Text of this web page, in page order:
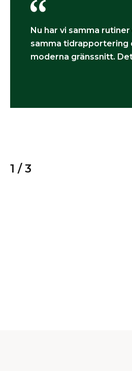
Nu har vi samma
samma tidrapportering
moderna gränssnitt.
1 /3